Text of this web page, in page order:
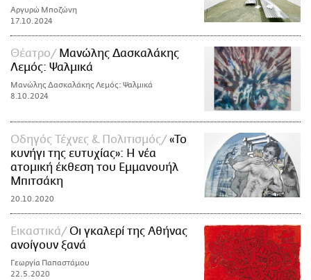
Αργυρώ Μποζώνη
17.10.2024
Θέατρο
Μανώλης Δασκαλάκης
Λεμός: Ψαλμικά
Μανώλης Δασκαλάκης Λεμός: Ψαλμικά
8.10.2024
Οδηγός Τέχνες & Πολιτισμός
«Το
κυνήγι της ευτυχίας»: Η νέα
ατομική έκθεση του Εμμανουήλ
Μπιτσάκη
20.10.2020
Εικαστικά
Οι γκαλερί της Αθήνας
ανοίγουν ξανά
Γεωργία Παπαστάμου
22.5.2020